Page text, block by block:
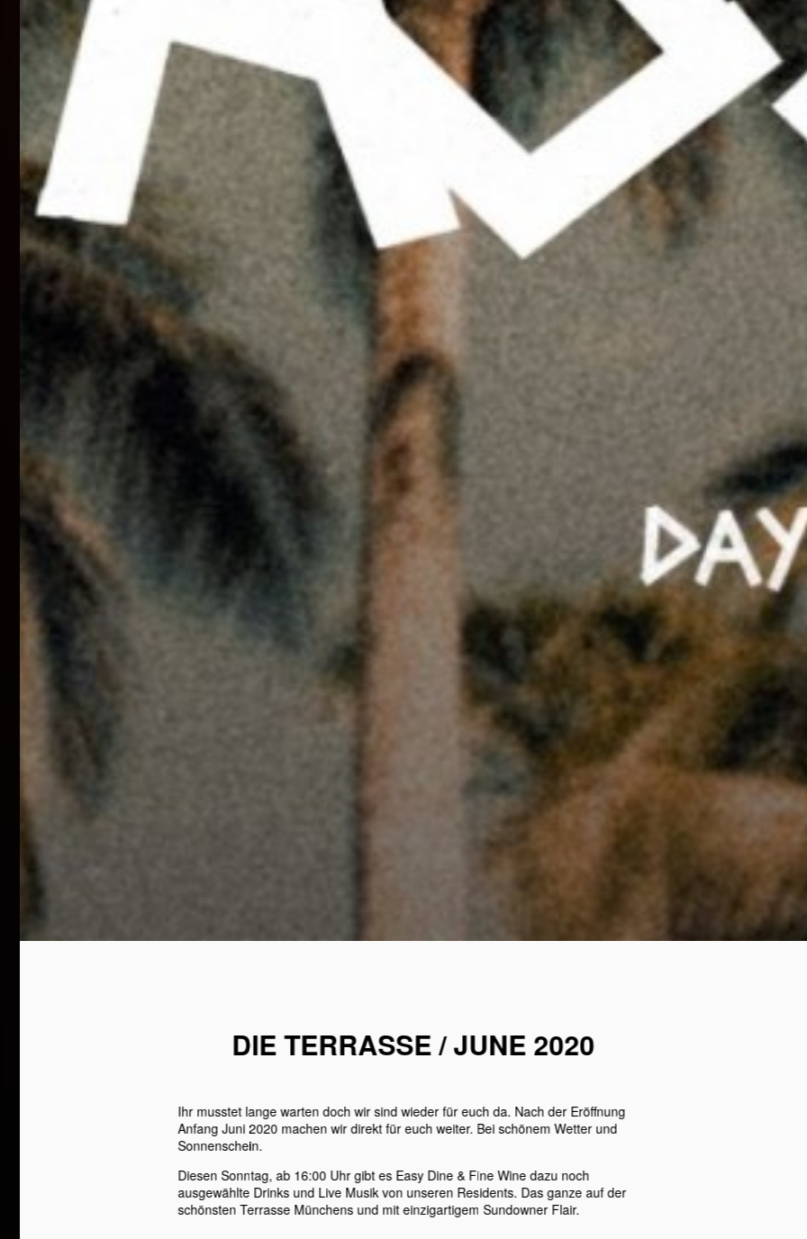
DIE TERRASSE / JUNE 2020
Ihr musstet lange warten doch wir sind wieder für euch da. Nach der Eröffnung
Anfang Juni 2020 machen wir direkt für euch weiter. Bei schönem Wetter und
Sonnenschein.
Diesen Sonntag, ab 16:00 Uhr gibt es Easy Dine & Fine Wine dazu noch
ausgewählte Drinks und Live Musik von unseren Residents. Das ganze auf der
schönsten Terrasse Münchens und mit einzigartigem Sundowner Flair.